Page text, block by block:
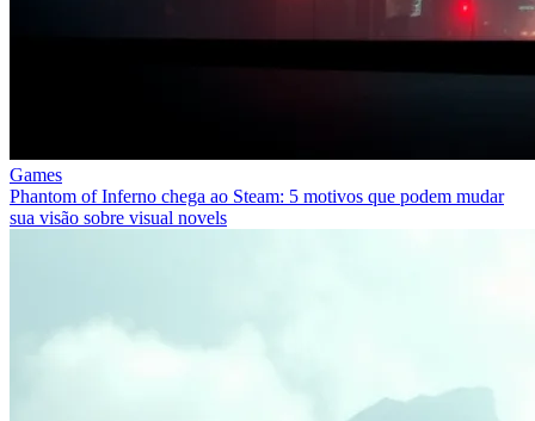
Games
Phantom of Inferno chega ao Steam: 5 motivos que podem mudar
sua visão sobre visual novels